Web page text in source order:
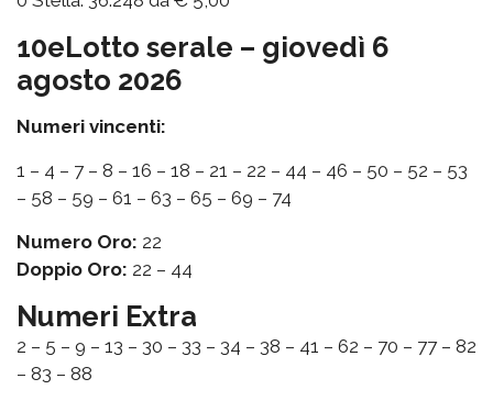
10eLotto serale – giovedì 6
agosto 2026
Numeri vincenti:
1 – 4 – 7 – 8 – 16 – 18 – 21 – 22 – 44 – 46 – 50 – 52 – 53
– 58 – 59 – 61 – 63 – 65 – 69 – 74
Numero Oro: 22
Doppio Oro: 22 – 44
Numeri Extra
2 – 5 – 9 – 13 – 30 – 33 – 34 – 38 – 41 – 62 – 70 – 77 – 82
– 83 – 88